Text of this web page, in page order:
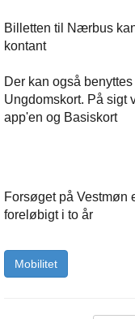
Billetten til Nærbus
kontant
Der kan også
Ungdomskort. På sigt
app'en og Basiskort
Forsøget på Vestmøn
foreløbigt i to år
Mobilitet